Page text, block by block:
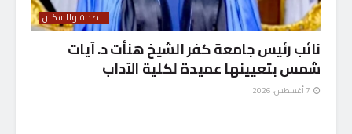
الصحة والسكان
نائب رئيس جامعة كفر الشيخ هنأت د. آيات
شمس بتعيينها عميدة لكلية الآداب